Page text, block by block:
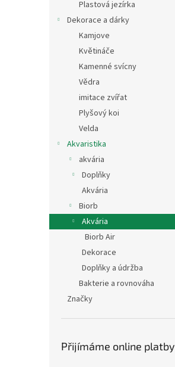
Plastová jezírka
Dekorace a dárky
Kamjove
Květináče
Kamenné svícny
Vědra
imitace zvířat
Plyšový koi
Velda
Akvaristika
akvária
Doplňky
Akvária
Biorb
Akvária
Biorb Air
Dekorace
Doplňky a údržba
Bakterie a rovnováha
Značky
Přijímáme online platby